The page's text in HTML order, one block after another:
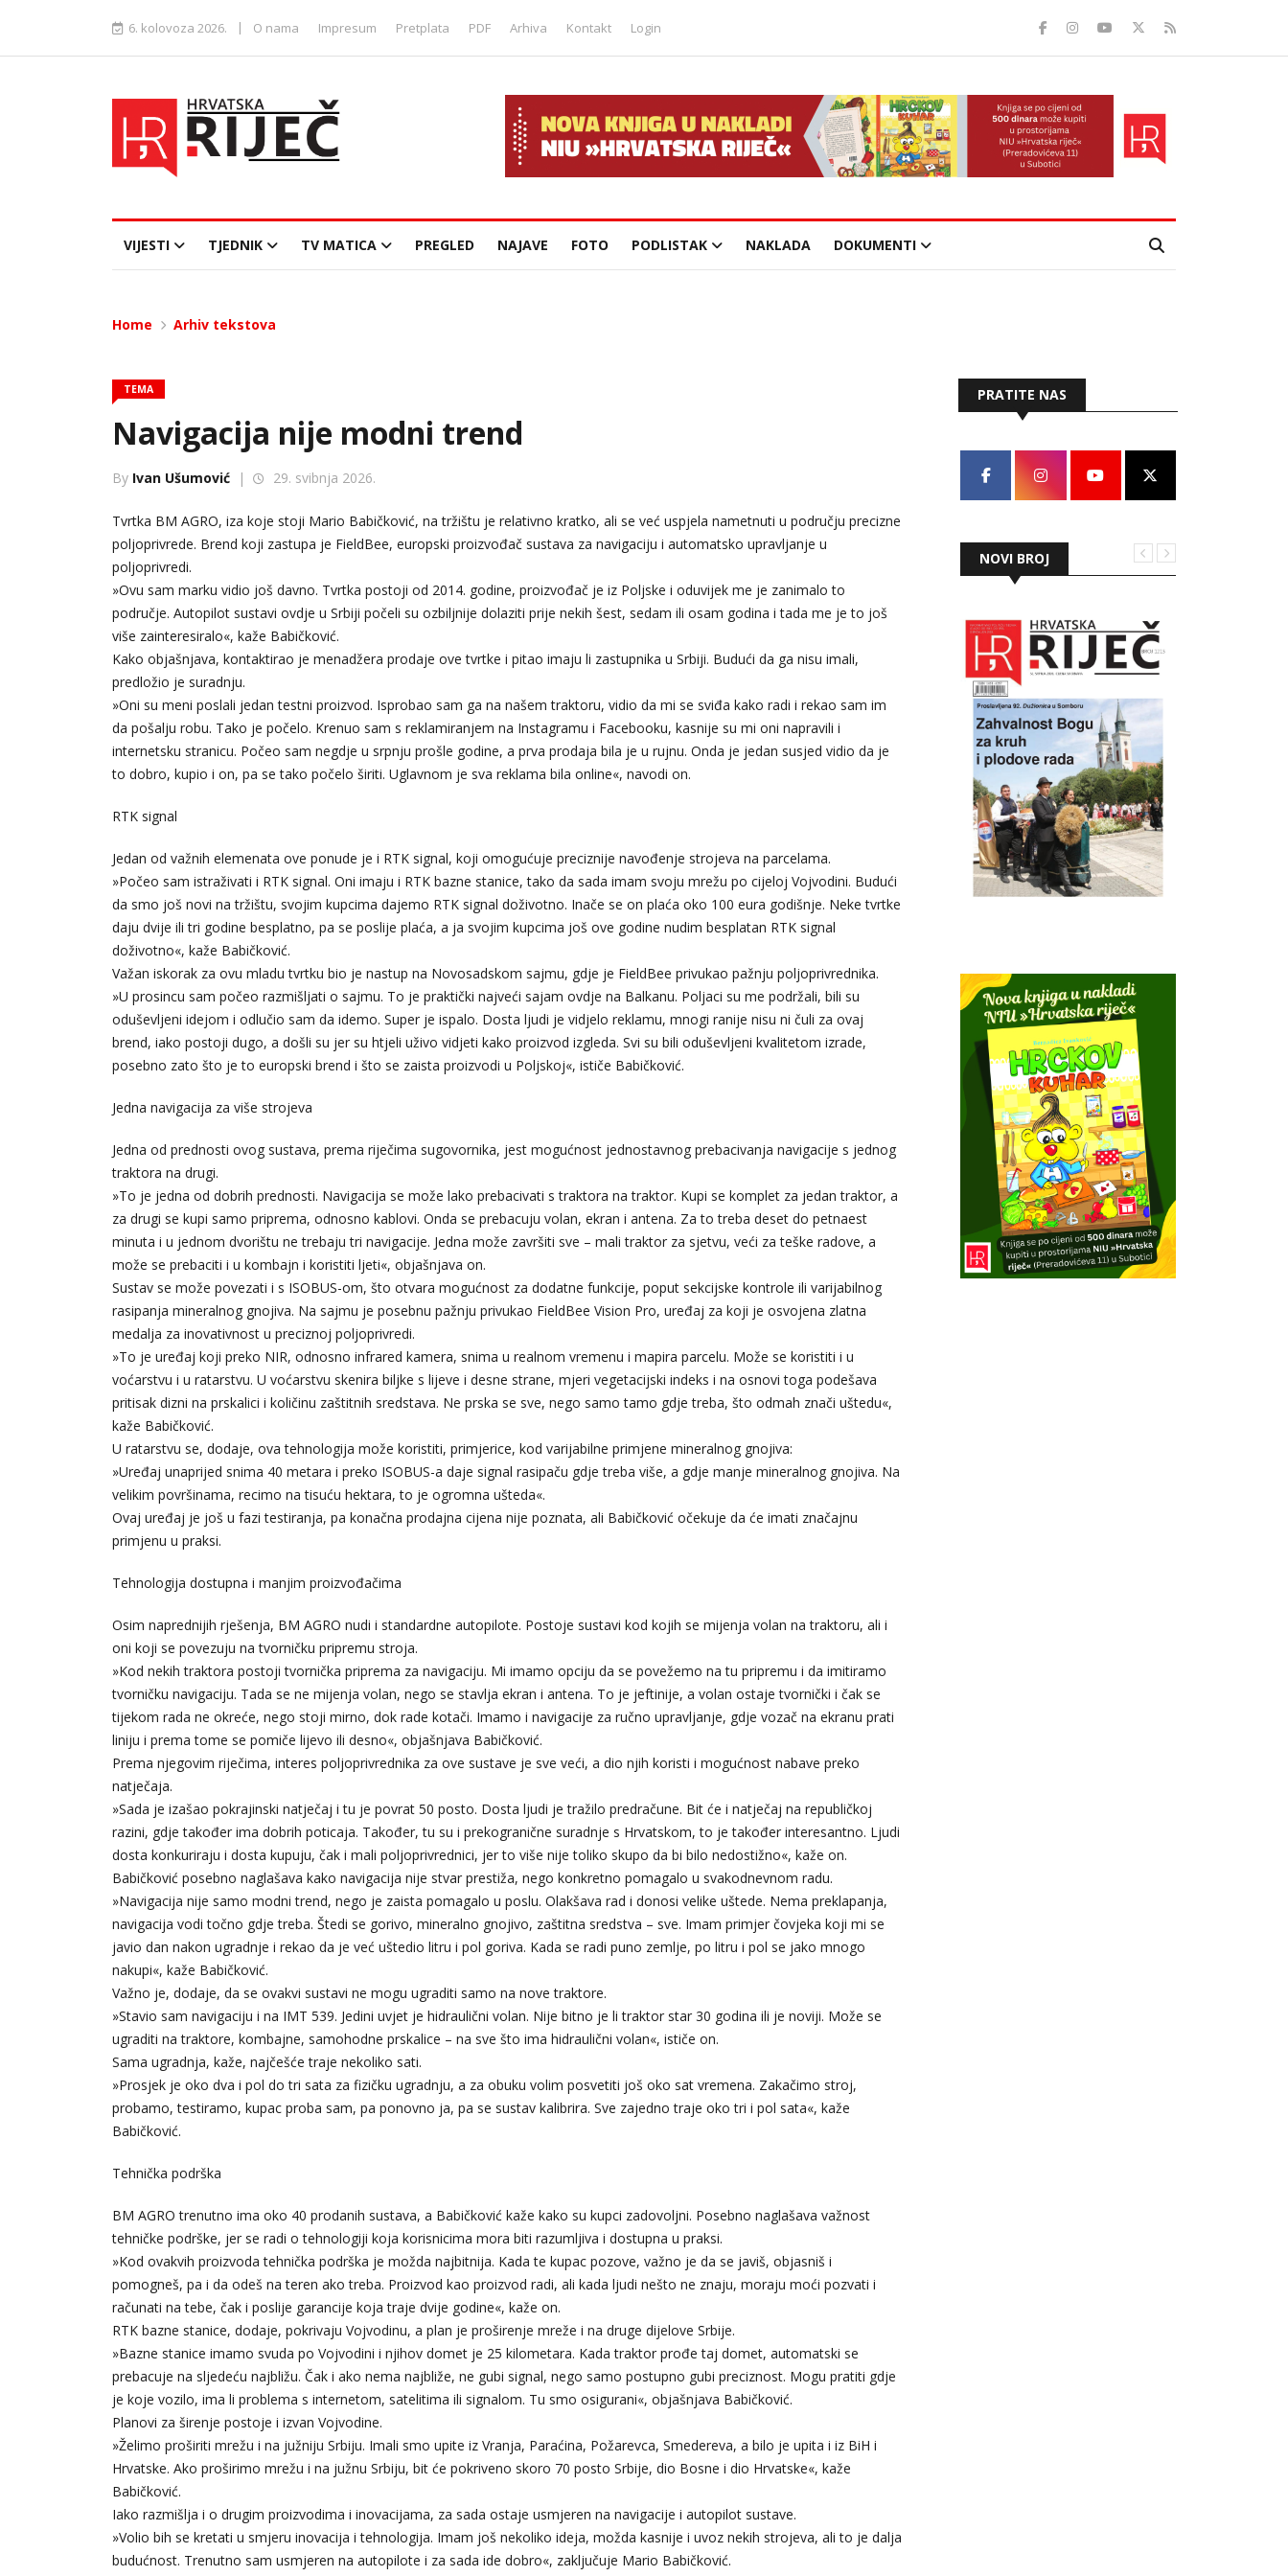
6. kolovoza 2026. | O nama Impresum Pretplata PDF Arhiva Kontakt Login
VIJESTI TJEDNIK TV MATICA PREGLED NAJAVE FOTO PODLISTAK NAKLADA DOKUMENTI
Home Arhiv tekstova
TEMA
Navigacija nije modni trend
By Ivan Ušumović | 29. svibnja 2026.
Tvrtka BM AGRO, iza koje stoji Mario Babičković, na tržištu je relativno kratko, ali se već uspjela nametnuti u području precizne
poljoprivrede. Brend koji zastupa je FieldBee, europski proizvođač sustava za navigaciju i automatsko upravljanje u
poljoprivredi.
»Ovu sam marku vidio još davno. Tvrtka postoji od 2014. godine, proizvođač je iz Poljske i oduvijek me je zanimalo to
područje. Autopilot sustavi ovdje u Srbiji počeli su ozbiljnije dolaziti prije nekih šest, sedam ili osam godina i tada me je to još
više zainteresiralo«, kaže Babičković.
Kako objašnjava, kontaktirao je menadžera prodaje ove tvrtke i pitao imaju li zastupnika u Srbiji. Budući da ga nisu imali,
predložio je suradnju.
»Oni su meni poslali jedan testni proizvod. Isprobao sam ga na našem traktoru, vidio da mi se sviđa kako radi i rekao sam im
da pošalju robu. Tako je počelo. Krenuo sam s reklamiranjem na Instagramu i Facebooku, kasnije su mi oni napravili i
internetsku stranicu. Počeo sam negdje u srpnju prošle godine, a prva prodaja bila je u rujnu. Onda je jedan susjed vidio da je
to dobro, kupio i on, pa se tako počelo širiti. Uglavnom je sva reklama bila online«, navodi on.
RTK signal
Jedan od važnih elemenata ove ponude je i RTK signal, koji omogućuje preciznije navođenje strojeva na parcelama.
»Počeo sam istraživati i RTK signal. Oni imaju i RTK bazne stanice, tako da sada imam svoju mrežu po cijeloj Vojvodini. Budući
da smo još novi na tržištu, svojim kupcima dajemo RTK signal doživotno. Inače se on plaća oko 100 eura godišnje. Neke tvrtke
daju dvije ili tri godine besplatno, pa se poslije plaća, a ja svojim kupcima još ove godine nudim besplatan RTK signal
doživotno«, kaže Babičković.
Važan iskorak za ovu mladu tvrtku bio je nastup na Novosadskom sajmu, gdje je FieldBee privukao pažnju poljoprivrednika.
»U prosincu sam počeo razmišljati o sajmu. To je praktički najveći sajam ovdje na Balkanu. Poljaci su me podržali, bili su
oduševljeni idejom i odlučio sam da idemo. Super je ispalo. Dosta ljudi je vidjelo reklamu, mnogi ranije nisu ni čuli za ovaj
brend, iako postoji dugo, a došli su jer su htjeli uživo vidjeti kako proizvod izgleda. Svi su bili oduševljeni kvalitetom izrade,
posebno zato što je to europski brend i što se zaista proizvodi u Poljskoj«, ističe Babičković.
Jedna navigacija za više strojeva
Jedna od prednosti ovog sustava, prema riječima sugovornika, jest mogućnost jednostavnog prebacivanja navigacije s jednog
traktora na drugi.
»To je jedna od dobrih prednosti. Navigacija se može lako prebacivati s traktora na traktor. Kupi se komplet za jedan traktor, a
za drugi se kupi samo priprema, odnosno kablovi. Onda se prebacuju volan, ekran i antena. Za to treba deset do petnaest
minuta i u jednom dvorištu ne trebaju tri navigacije. Jedna može završiti sve – mali traktor za sjetvu, veći za teške radove, a
može se prebaciti i u kombajn i koristiti ljeti«, objašnjava on.
Sustav se može povezati i s ISOBUS-om, što otvara mogućnost za dodatne funkcije, poput sekcijske kontrole ili varijabilnog
rasipanja mineralnog gnojiva. Na sajmu je posebnu pažnju privukao FieldBee Vision Pro, uređaj za koji je osvojena zlatna
medalja za inovativnost u preciznoj poljoprivredi.
»To je uređaj koji preko NIR, odnosno infrared kamera, snima u realnom vremenu i mapira parcelu. Može se koristiti i u
voćarstvu i u ratarstvu. U voćarstvu skenira biljke s lijeve i desne strane, mjeri vegetacijski indeks i na osnovi toga podešava
pritisak dizni na prskalici i količinu zaštitnih sredstava. Ne prska se sve, nego samo tamo gdje treba, što odmah znači uštedu«,
kaže Babičković.
U ratarstvu se, dodaje, ova tehnologija može koristiti, primjerice, kod varijabilne primjene mineralnog gnojiva:
»Uređaj unaprijed snima 40 metara i preko ISOBUS-a daje signal rasipaču gdje treba više, a gdje manje mineralnog gnojiva. Na
velikim površinama, recimo na tisuću hektara, to je ogromna ušteda«.
Ovaj uređaj je još u fazi testiranja, pa konačna prodajna cijena nije poznata, ali Babičković očekuje da će imati značajnu
primjenu u praksi.
Tehnologija dostupna i manjim proizvođačima
Osim naprednijih rješenja, BM AGRO nudi i standardne autopilote. Postoje sustavi kod kojih se mijenja volan na traktoru, ali i
oni koji se povezuju na tvorničku pripremu stroja.
»Kod nekih traktora postoji tvornička priprema za navigaciju. Mi imamo opciju da se povežemo na tu pripremu i da imitiramo
tvorničku navigaciju. Tada se ne mijenja volan, nego se stavlja ekran i antena. To je jeftinije, a volan ostaje tvornički i čak se
tijekom rada ne okreće, nego stoji mirno, dok rade kotači. Imamo i navigacije za ručno upravljanje, gdje vozač na ekranu prati
liniju i prema tome se pomiče lijevo ili desno«, objašnjava Babičković.
Prema njegovim riječima, interes poljoprivrednika za ove sustave je sve veći, a dio njih koristi i mogućnost nabave preko
natječaja.
»Sada je izašao pokrajinski natječaj i tu je povrat 50 posto. Dosta ljudi je tražilo predračune. Bit će i natječaj na republičkoj
razini, gdje također ima dobrih poticaja. Također, tu su i prekogranične suradnje s Hrvatskom, to je također interesantno. Ljudi
dosta konkuriraju i dosta kupuju, čak i mali poljoprivrednici, jer to više nije toliko skupo da bi bilo nedostižno«, kaže on.
Babičković posebno naglašava kako navigacija nije stvar prestiža, nego konkretno pomagalo u svakodnevnom radu.
»Navigacija nije samo modni trend, nego je zaista pomagalo u poslu. Olakšava rad i donosi velike uštede. Nema preklapanja,
navigacija vodi točno gdje treba. Štedi se gorivo, mineralno gnojivo, zaštitna sredstva – sve. Imam primjer čovjeka koji mi se
javio dan nakon ugradnje i rekao da je već uštedio litru i pol goriva. Kada se radi puno zemlje, po litru i pol se jako mnogo
nakupi«, kaže Babičković.
Važno je, dodaje, da se ovakvi sustavi ne mogu ugraditi samo na nove traktore.
»Stavio sam navigaciju i na IMT 539. Jedini uvjet je hidraulični volan. Nije bitno je li traktor star 30 godina ili je noviji. Može se
ugraditi na traktore, kombajne, samohodne prskalice – na sve što ima hidraulični volan«, ističe on.
Sama ugradnja, kaže, najčešće traje nekoliko sati.
»Prosjek je oko dva i pol do tri sata za fizičku ugradnju, a za obuku volim posvetiti još oko sat vremena. Zakačimo stroj,
probamo, testiramo, kupac proba sam, pa ponovno ja, pa se sustav kalibrira. Sve zajedno traje oko tri i pol sata«, kaže
Babičković.
Tehnička podrška
BM AGRO trenutno ima oko 40 prodanih sustava, a Babičković kaže kako su kupci zadovoljni. Posebno naglašava važnost
tehničke podrške, jer se radi o tehnologiji koja korisnicima mora biti razumljiva i dostupna u praksi.
»Kod ovakvih proizvoda tehnička podrška je možda najbitnija. Kada te kupac pozove, važno je da se javiš, objasniš i
pomogneš, pa i da odeš na teren ako treba. Proizvod kao proizvod radi, ali kada ljudi nešto ne znaju, moraju moći pozvati i
računati na tebe, čak i poslije garancije koja traje dvije godine«, kaže on.
RTK bazne stanice, dodaje, pokrivaju Vojvodinu, a plan je proširenje mreže i na druge dijelove Srbije.
»Bazne stanice imamo svuda po Vojvodini i njihov domet je 25 kilometara. Kada traktor prođe taj domet, automatski se
prebacuje na sljedeću najbližu. Čak i ako nema najbliže, ne gubi signal, nego samo postupno gubi preciznost. Mogu pratiti gdje
je koje vozilo, ima li problema s internetom, satelitima ili signalom. Tu smo osigurani«, objašnjava Babičković.
Planovi za širenje postoje i izvan Vojvodine.
»Želimo proširiti mrežu i na južniju Srbiju. Imali smo upite iz Vranja, Paraćina, Požarevca, Smedereva, a bilo je upita i iz BiH i
Hrvatske. Ako proširimo mrežu i na južnu Srbiju, bit će pokriveno skoro 70 posto Srbije, dio Bosne i dio Hrvatske«, kaže
Babičković.
Iako razmišlja i o drugim proizvodima i inovacijama, za sada ostaje usmjeren na navigacije i autopilot sustave.
»Volio bih se kretati u smjeru inovacija i tehnologija. Imam još nekoliko ideja, možda kasnije i uvoz nekih strojeva, ali to je dalja
budućnost. Trenutno sam usmjeren na autopilote i za sada ide dobro«, zaključuje Mario Babičković.
PRATITE NAS
NOVI BROJ